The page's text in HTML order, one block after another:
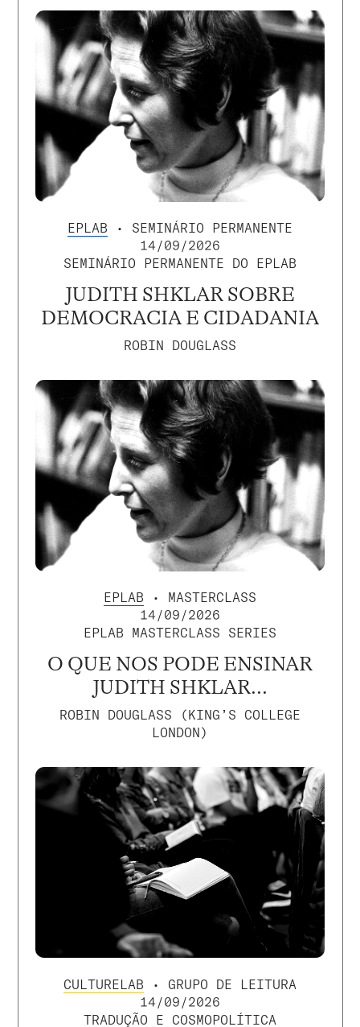
EPLAB • SEMINÁRIO PERMANENTE
14/09/2026
SEMINÁRIO PERMANENTE DO EPLAB
JUDITH SHKLAR SOBRE
DEMOCRACIA E CIDADANIA
ROBIN DOUGLASS
EPLAB • MASTERCLASS
14/09/2026
EPLAB MASTERCLASS SERIES
O QUE NOS PODE ENSINAR
JUDITH SHKLAR...
ROBIN DOUGLASS (KING’S COLLEGE
LONDON)
CULTURELAB • GRUPO DE LEITURA
14/09/2026
TRADUÇÃO E COSMOPOLÍTICA